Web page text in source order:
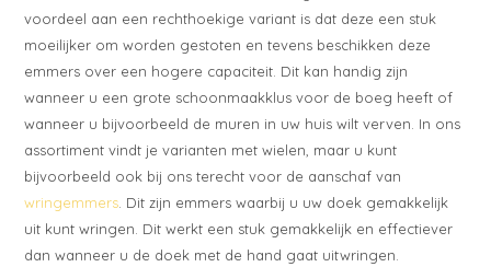
voordeel aan een rechthoekige variant is dat deze een stuk
moeilijker om worden gestoten en tevens beschikken deze
emmers over een hogere capaciteit. Dit kan handig zijn
wanneer u een grote schoonmaakklus voor de boeg heeft of
wanneer u bijvoorbeeld de muren in uw huis wilt verven. In ons
assortiment vindt je varianten met wielen, maar u kunt
bijvoorbeeld ook bij ons terecht voor de aanschaf van
wringemmers . Dit zijn emmers waarbij u uw doek gemakkelijk
uit kunt wringen. Dit werkt een stuk gemakkelijk en effectiever
dan wanneer u de doek met de hand gaat uitwringen.